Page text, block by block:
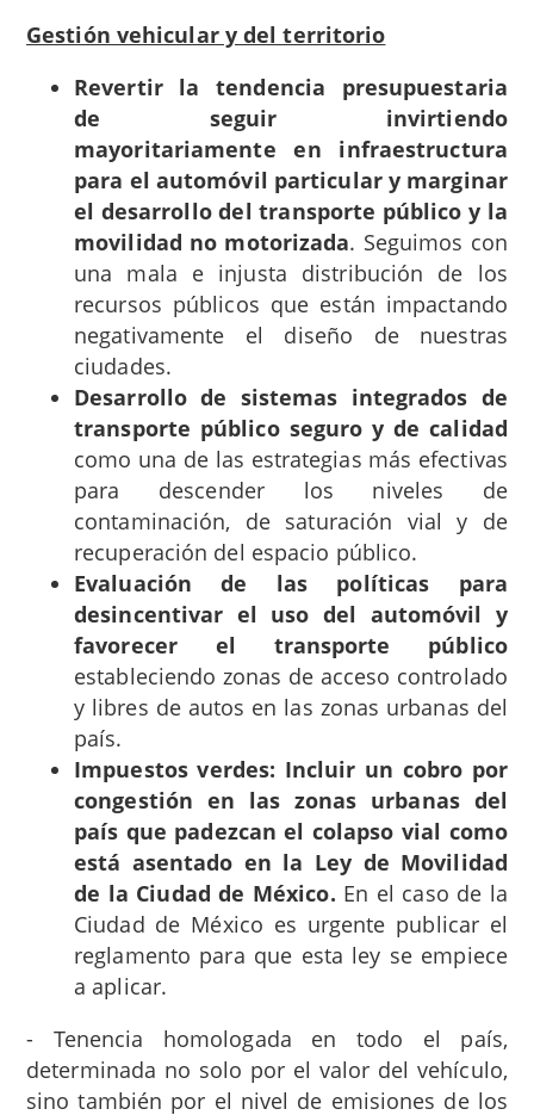
Gestión vehicular y del territorio
Revertir la tendencia presupuestaria
de seguir invirtiendo
mayoritariamente en infraestructura
para el automóvil particular y marginar
el desarrollo del transporte público y la
movilidad no motorizada. Seguimos con
una mala e injusta distribución de los
recursos públicos que están impactando
negativamente el diseño de nuestras
ciudades.
Desarrollo de sistemas integrados de
transporte público seguro y de calidad
como una de las estrategias más efectivas
para descender los niveles de
contaminación, de saturación vial y de
recuperación del espacio público.
Evaluación de las políticas para
desincentivar el uso del automóvil y
favorecer el transporte público
estableciendo zonas de acceso controlado
y libres de autos en las zonas urbanas del
país.
Impuestos verdes: Incluir un cobro por
congestión en las zonas urbanas del
país que padezcan el colapso vial como
está asentado en la Ley de Movilidad
de la Ciudad de México. En el caso de la
Ciudad de México es urgente publicar el
reglamento para que esta ley se empiece
a aplicar.
- Tenencia homologada en todo el país,
determinada no solo por el valor del vehículo,
sino también por el nivel de emisiones de los